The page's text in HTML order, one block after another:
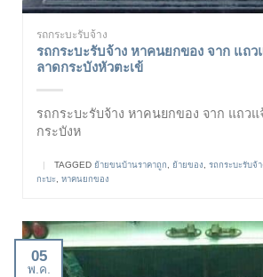
รถกระบะรับจ้าง
รถกระบะรับจ้าง หาคนยกของ จาก แถ
ลาดกระบังหัวตะเข้
รถกระบะรับจ้าง หาคนยกของ จาก แถว
กระบังห
| TAGGED ย้ายขนบ้านราคาถูก ย้ายของ รถกระบะรับจ้า
กะบะ หาคนยกของ
05
พ.ค.